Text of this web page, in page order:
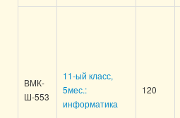
ВМК-
Ш-553
11-ый класс,
5мес.:
информатика
120